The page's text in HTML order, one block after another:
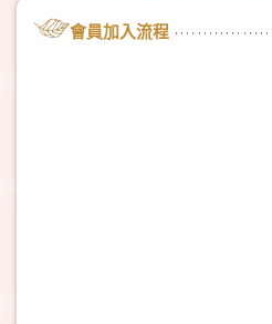
會員加入流程